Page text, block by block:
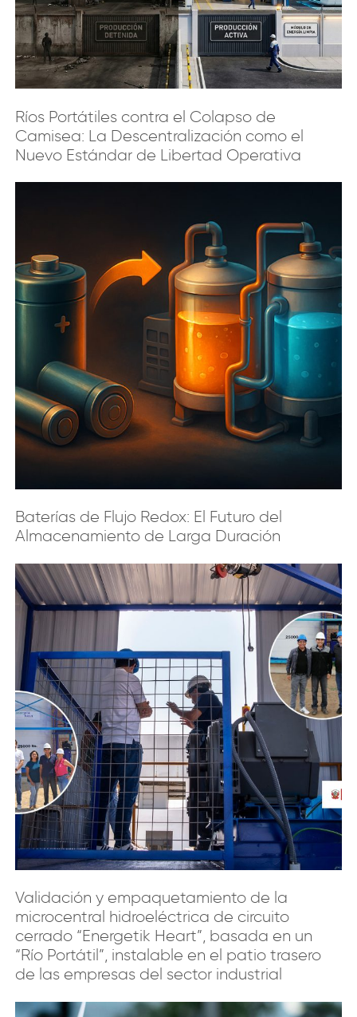
Ríos Portátiles contra el Colapso de
Camisea: La Descentralización como el
Nuevo Estándar de Libertad Operativa
Baterías de Flujo Redox: El Futuro del
Almacenamiento de Larga Duración
Validación y empaquetamiento de la
microcentral hidroeléctrica de circuito
cerrado “Energetik Heart”, basada en un
“Río Portátil”, instalable en el patio trasero
de las empresas del sector industrial